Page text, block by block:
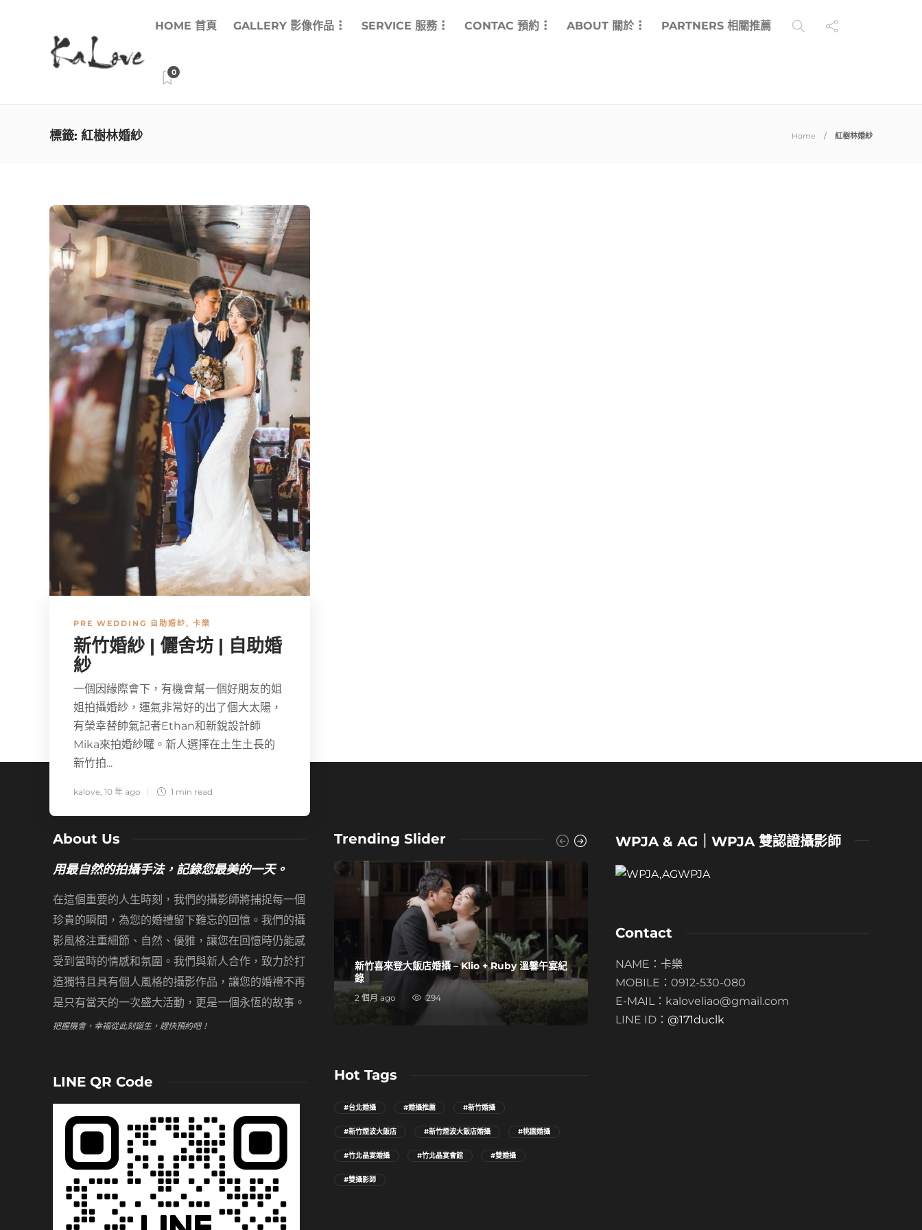
HOME 首頁 GALLERY 影像作品 SERVICE 服務 CONTAC 預約 ABOUT 關於 PARTNERS 相關推薦
0
標籤: 紅樹林婚紗 Home 紅樹林婚紗
PRE WEDDING 自助婚紗, 卡樂
新竹婚紗 | 儷舍坊 | 自助婚
紗
一個因緣際會下，有機會幫一個好朋友的姐
姐拍攝婚紗，運氣非常好的出了個大太陽，
有榮幸替帥氣記者Ethan和新銳設計師
Mika來拍婚紗囉。新人選擇在土生土長的
新竹拍...
kalove, 10 年 ago 1 min read
About Us
用最自然的拍攝手法，記錄您最美的一天。
在這個重要的人生時刻，我們的攝影師將捕捉每一個
珍貴的瞬間，為您的婚禮留下難忘的回憶。我們的攝
影風格注重細節、自然、優雅，讓您在回憶時仍能感
受到當時的情感和氛圍。我們與新人合作，致力於打
造獨特且具有個人風格的攝影作品，讓您的婚禮不再
是只有當天的一次盛大活動，更是一個永恆的故事。
把握機會，幸福從此刻誕生，趕快預約吧！
LINE QR Code
Trending Slider
新竹喜來登大飯店婚攝 – Klio + Ruby 溫馨午宴紀
錄
2 個月 ago 294
竹北藏鮮閣婚攝 – 穎綸 + 絮涵
1 年 ago 1308
Hot Tags
#台北婚攝 #婚攝推薦 #新竹婚攝
#新竹煙波大飯店 #新竹煙波大飯店婚攝 #桃園婚攝
#竹北晶宴婚攝 #竹北晶宴會館 #雙婚攝
#雙攝影師
WPJA & AG｜WPJA 雙認證攝影師
Contact
NAME：卡樂
MOBILE：0912-530-080
E-MAIL：kaloveliao@gmail.com
LINE ID： @171duclk